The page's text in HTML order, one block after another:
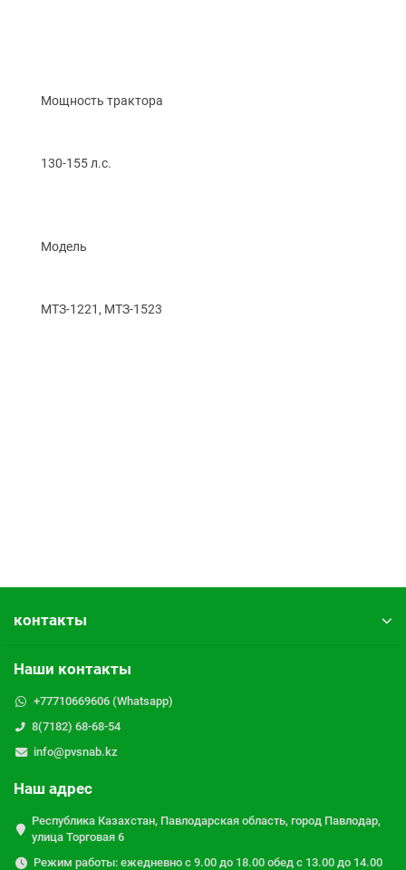
Мощность трактора
130-155 л.с.
Модель
МТЗ-1221, МТЗ-1523
контакты
Наши контакты
+77710669606 (Whatsapp)
8(7182) 68-68-54
info@pvsnab.kz
Наш адрес
Республика Казахстан, Павлодарская область, город Павлодар,
улица Торговая 6
Режим работы: ежедневно с 9.00 до 18.00 обед с 13.00 до 14.00